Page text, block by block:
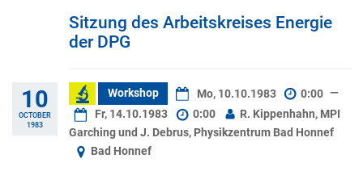
Sitzung des Arbeitskreises Energie
der DPG
10
OCTOBER
1983
Workshop Mo, 10.10.1983 0:00 —
Fr, 14.10.1983
0:00
R. Kippenhahn, MPI
Garching und J. Debrus, Physikzentrum Bad Honnef
Bad Honnef